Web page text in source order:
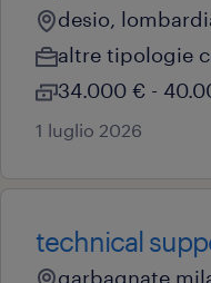
desio,
altre tipologie
34.000 € -
1 luglio 2026
technical
garbagnate